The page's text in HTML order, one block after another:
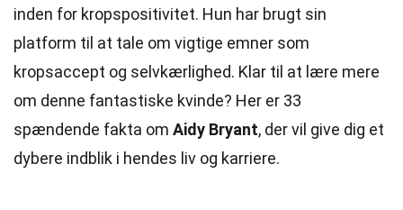
inden for kropspositivitet. Hun har brugt sin
platform til at tale om vigtige emner som
kropsaccept og selvkærlighed. Klar til at lære mere
om denne fantastiske kvinde? Her er 33
spændende fakta om Aidy Bryant, der vil give dig et
dybere indblik i hendes liv og karriere.